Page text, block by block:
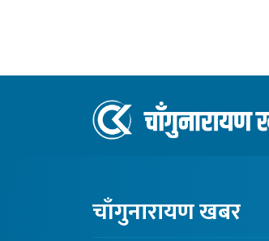
चाँगुनारायण खबर